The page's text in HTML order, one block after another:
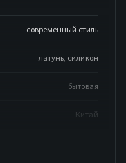
современный стиль
латунь, силикон
бытовая
Китай